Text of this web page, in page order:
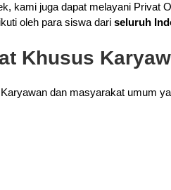
kami juga dapat melayani Privat
oleh para siswa dari seluruh
Khusus
dan masyarakat umum